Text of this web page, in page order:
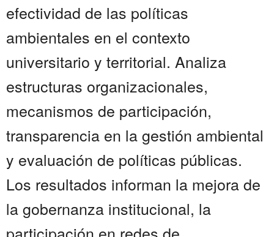
efectividad de las políticas
ambientales en el contexto
universitario y territorial. Analiza
estructuras organizacionales,
mecanismos de participación,
transparencia en la gestión ambiental
y evaluación de políticas públicas.
Los resultados informan la mejora de
la gobernanza institucional, la